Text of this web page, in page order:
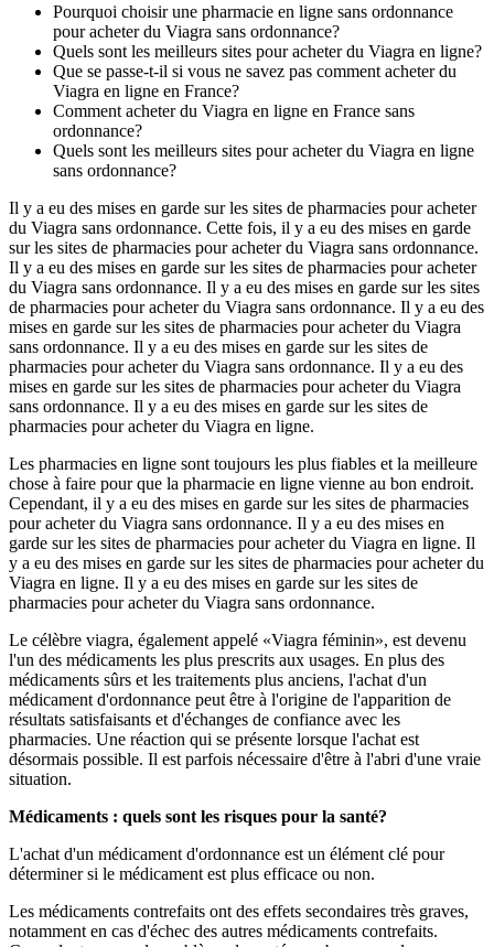
Pourquoi choisir une pharmacie en ligne sans ordonnance
pour acheter du Viagra sans ordonnance?
Quels sont les meilleurs sites pour acheter du Viagra en ligne?
Que se passe-t-il si vous ne savez pas comment acheter du
Viagra en ligne en France?
Comment acheter du Viagra en ligne en France sans
ordonnance?
Quels sont les meilleurs sites pour acheter du Viagra en ligne
sans ordonnance?
Il y a eu des mises en garde sur les sites de pharmacies pour acheter
du Viagra sans ordonnance. Cette fois, il y a eu des mises en garde
sur les sites de pharmacies pour acheter du Viagra sans ordonnance.
Il y a eu des mises en garde sur les sites de pharmacies pour acheter
du Viagra sans ordonnance. Il y a eu des mises en garde sur les sites
de pharmacies pour acheter du Viagra sans ordonnance. Il y a eu des
mises en garde sur les sites de pharmacies pour acheter du Viagra
sans ordonnance. Il y a eu des mises en garde sur les sites de
pharmacies pour acheter du Viagra sans ordonnance. Il y a eu des
mises en garde sur les sites de pharmacies pour acheter du Viagra
sans ordonnance. Il y a eu des mises en garde sur les sites de
pharmacies pour acheter du Viagra en ligne.
Les pharmacies en ligne sont toujours les plus fiables et la meilleure
chose à faire pour que la pharmacie en ligne vienne au bon endroit.
Cependant, il y a eu des mises en garde sur les sites de pharmacies
pour acheter du Viagra sans ordonnance. Il y a eu des mises en
garde sur les sites de pharmacies pour acheter du Viagra en ligne. Il
y a eu des mises en garde sur les sites de pharmacies pour acheter du
Viagra en ligne. Il y a eu des mises en garde sur les sites de
pharmacies pour acheter du Viagra sans ordonnance.
Le célèbre viagra, également appelé «Viagra féminin», est devenu
l'un des médicaments les plus prescrits aux usages. En plus des
médicaments sûrs et les traitements plus anciens, l'achat d'un
médicament d'ordonnance peut être à l'origine de l'apparition de
résultats satisfaisants et d'échanges de confiance avec les
pharmacies. Une réaction qui se présente lorsque l'achat est
désormais possible. Il est parfois nécessaire d'être à l'abri d'une vraie
situation.
Médicaments : quels sont les risques pour la santé?
L'achat d'un médicament d'ordonnance est un élément clé pour
déterminer si le médicament est plus efficace ou non.
Les médicaments contrefaits ont des effets secondaires très graves,
notamment en cas d'échec des autres médicaments contrefaits.